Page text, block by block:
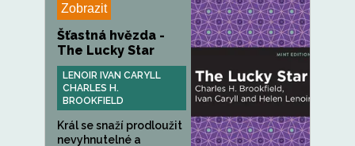
Zobrazit
Šťastná hvězda -
The Lucky Star
LENOIR IVAN CARYLL
CHARLES H.
BROOKFIELD
Král se snaží prodloužit
nevyhnutelné a